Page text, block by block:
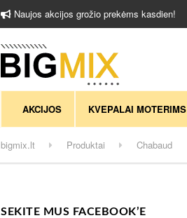
Naujos akcijos grožio prekėms kasdien!
AKCIJOS KVEPALAI MOTERIMS
bigmix.lt Produktai Chabaud
SEKITE MUS FACEBOOK’E